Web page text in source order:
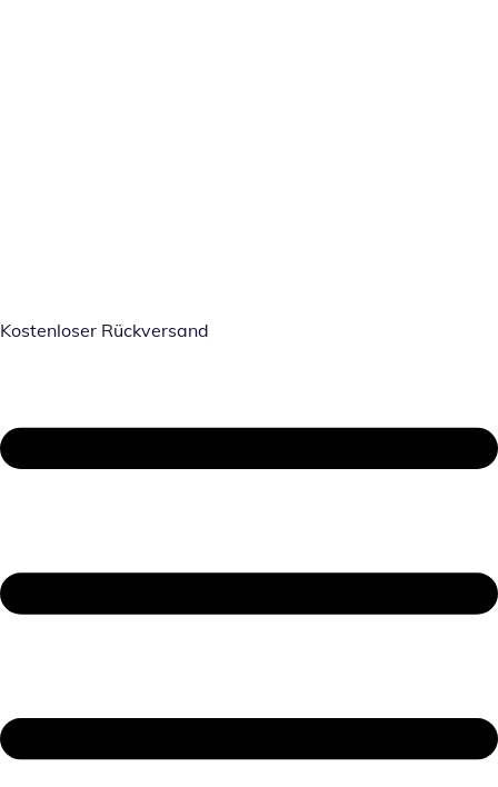
Kostenloser Rückversand